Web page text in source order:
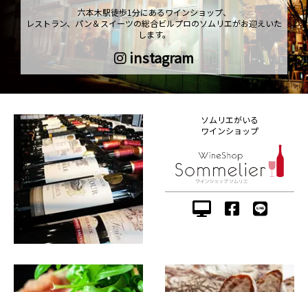
六本木駅徒歩1分にあるワインショップ、
レストラン、パン＆スイーツの総合ビルプロのソムリエがお迎えいた
します。
instagram
ソムリエがいる
ワインショップ